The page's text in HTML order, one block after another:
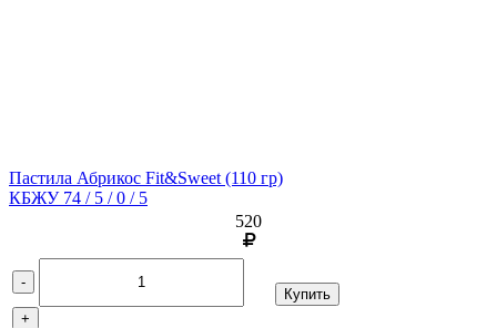
Пастила Абрикос Fit&Sweet (110 гр)
КБЖУ 74 / 5 / 0 / 5
520
-
+
Купить